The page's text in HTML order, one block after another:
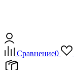
Сравнение0